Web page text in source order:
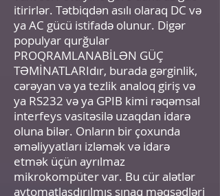
itirirlər. Tətbiqdən asılı olaraq DC və
ya AC gücü istifadə olunur. Digər
populyar qurğular
PROQRAMLANABİLƏN GÜÇ
TƏMİNATLARIdır, burada gərginlik,
cərəyan və ya tezlik analoq giriş və
ya RS232 və ya GPIB kimi rəqəmsal
interfeys vasitəsilə uzaqdan idarə
oluna bilər. Onların bir çoxunda
əməliyyatları izləmək və idarə
etmək üçün ayrılmaz
mikrokompüter var. Bu cür alətlər
avtomatlaşdırılmış sınaq məqsədləri